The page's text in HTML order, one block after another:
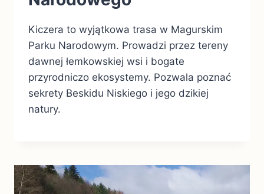
Kiczera to wyjątkowa trasa w Magurskim
Parku Narodowym. Prowadzi przez tereny
dawnej łemkowskiej wsi i bogate
przyrodniczo ekosystemy. Pozwala poznać
sekrety Beskidu Niskiego i jego dzikiej
natury.